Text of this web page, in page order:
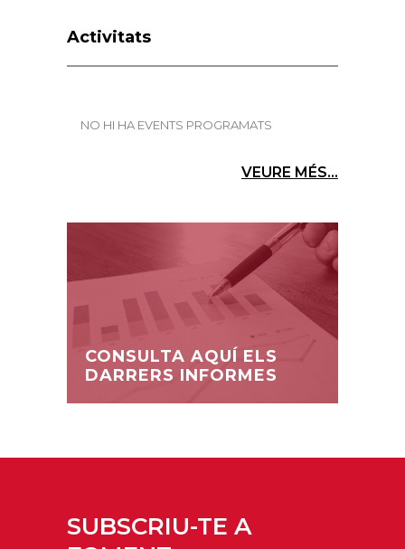
Activitats
NO HI HA EVENTS PROGRAMATS
VEURE MÉS...
CONSULTA AQUÍ ELS
DARRERS INFORMES
SUBSCRIU-TE A